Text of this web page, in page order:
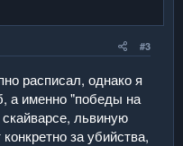
#3
расписал, однако я
а именно "победы на
львиную
за убийства,